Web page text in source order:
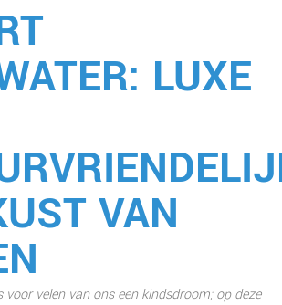
LUXE
VAN
voor velen van ons een kindsdroom; op deze